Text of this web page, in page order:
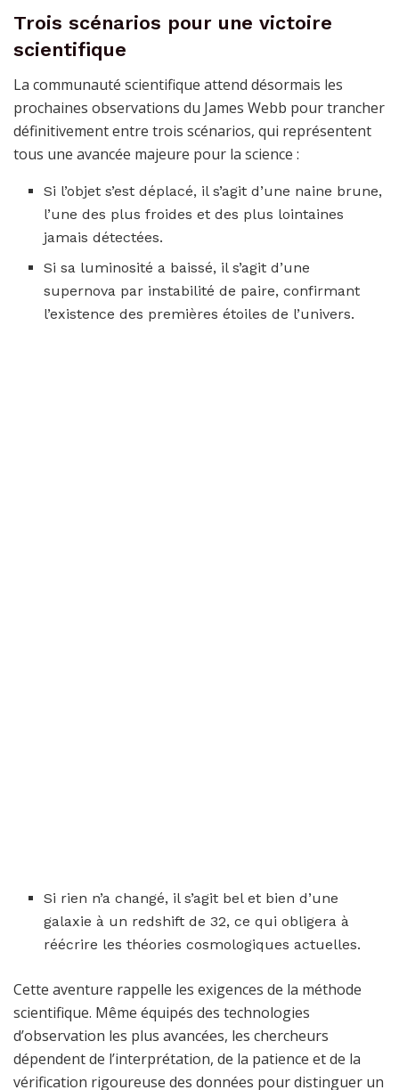
Trois scénarios pour une victoire
scientifique
La communauté scientifique attend désormais les
prochaines observations du James Webb pour trancher
définitivement entre trois scénarios, qui représentent
tous une avancée majeure pour la science :
Si l’objet s’est déplacé, il s’agit d’une naine brune,
l’une des plus froides et des plus lointaines
jamais détectées.
Si sa luminosité a baissé, il s’agit d’une
supernova par instabilité de paire, confirmant
l’existence des premières étoiles de l’univers.
Si rien n’a changé, il s’agit bel et bien d’une
galaxie à un redshift de 32, ce qui obligera à
réécrire les théories cosmologiques actuelles.
Cette aventure rappelle les exigences de la méthode
scientifique. Même équipés des technologies
d’observation les plus avancées, les chercheurs
dépendent de l’interprétation, de la patience et de la
vérification rigoureuse des données pour distinguer un